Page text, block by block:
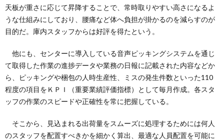
天板が重さに応じて昇降することで、常時取りやすい高さになるよ
うな仕組みにしており、腰痛など体へ負担が掛かるのを減らすのが
目的だ。庫内スタッフからは好評を得たという。
他にも、センターに導入している音声ピッキングシステムを通じ
て取得した作業の進捗データや業務の日報に記載された内容などか
ら、ピッキングや梱包の人時生産性、ミスの発生件数といった110
程度の項目をＫＰＩ（重要業績評価指標）として毎月作成。各スタ
ッフの作業のスピードや正確性を常に把握している。
そこから、見込まれる出荷量をスムーズに処理するためには何人
のスタッフを配置すべきかを細かく算出、最適な人員配置を可能に